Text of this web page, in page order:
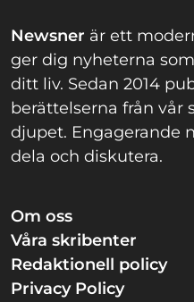
Newsner är ett
ger dig nyheterna
ditt liv. Sedan 2014
berättelserna från vår
djupet. Engagerande
dela och diskutera.
Om oss
Våra skribenter
Redaktionell policy
Privacy Policy